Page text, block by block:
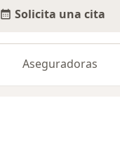
Solicita una cita
Aseguradoras